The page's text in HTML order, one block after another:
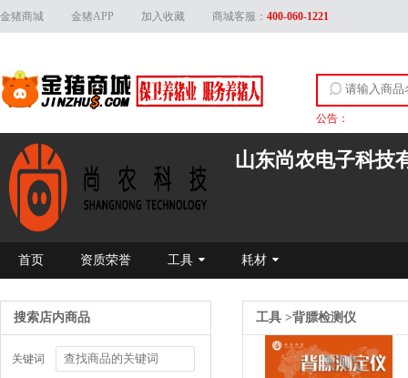
金猪商城 金猪APP 加入收藏 商城客服： 400-060-1221
公告：
山东尚农电子科技
首页 资质荣誉 工具 耗材
搜索店内商品
关键词
工具 >背膘检测仪